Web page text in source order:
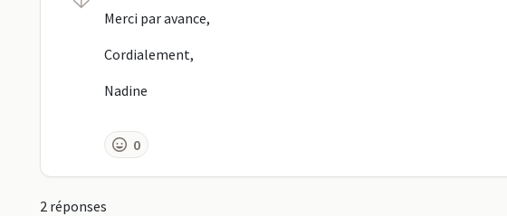
Merci par avance,
Cordialement,
Nadine
0
2 réponses